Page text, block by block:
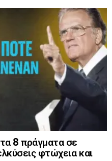
8 πράγματα σε
φτώχεια και